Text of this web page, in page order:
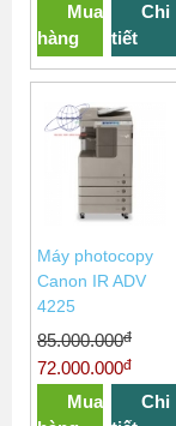
Mua
hàng
Chi
tiết
Máy photocopy
Canon IR ADV
4225
85.000.000đ
72.000.000đ
Mua
Chi